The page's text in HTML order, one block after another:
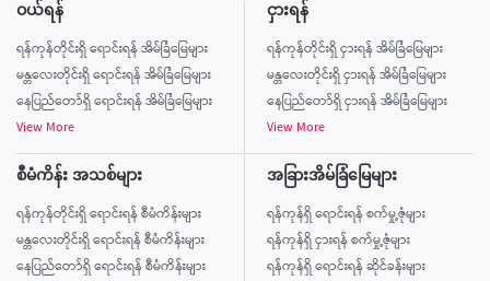
ဝယ်ရန်
ရန်ကုန်တိုင်းရှိ ရောင်းရန် အိမ်ခြံမြေများ
မန္တလေးတိုင်းရှိ ရောင်းရန် အိမ်ခြံမြေများ
နေပြည်တော်ရှိ ရောင်းရန် အိမ်ခြံမြေများ
View More
ငှားရန်
ရန်ကုန်တိုင်းရှိ ငှားရန် အိမ်ခြံမြေများ
မန္တလေးတိုင်းရှိ ငှားရန် အိမ်ခြံမြေများ
နေပြည်တော်ရှိ ငှားရန် အိမ်ခြံမြေများ
View More
စီမံကိန်း အသစ်များ
ရန်ကုန်တိုင်းရှိ ရောင်းရန် စီမံကိန်းများ
မန္တလေးတိုင်းရှိ ရောင်းရန် စီမံကိန်းများ
နေပြည်တော်ရှိ ရောင်းရန် စီမံကိန်းများ
အခြားအိမ်ခြံမြေများ
ရန်ကုန်ရှိ ရောင်းရန် စက်မှု့ဇုံများ
ရန်ကုန်ရှိ ငှားရန် စက်မှု့ဇုံများ
ရန်ကုန်ရှိ ရောင်းရန် ဆိုင်ခန်းများ